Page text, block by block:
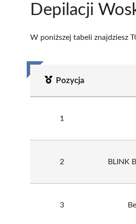
Depilacji
W poniższej tabeli znajdziesz
Pozycja
1
2 BLINK
3